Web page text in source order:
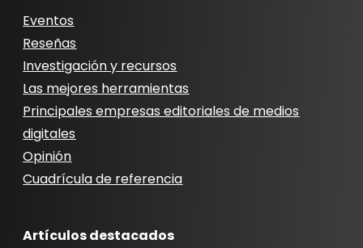
Eventos
Reseñas
Investigación y recursos
Las mejores herramientas
Principales empresas editoriales de medios
digitales
Opinión
Cuadrícula de referencia
Artículos destacados